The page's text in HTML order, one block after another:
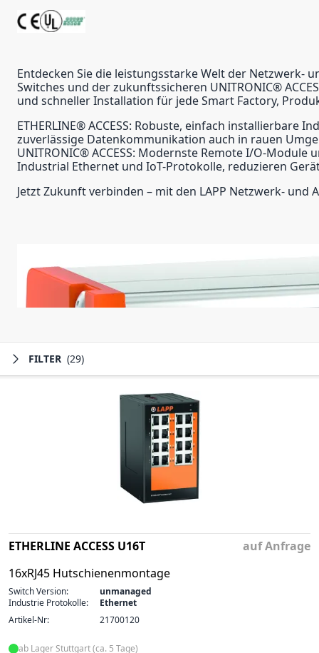
Entdecken Sie die leistungsstarke Welt der Netzwerk-
Switches und der zukunftssicheren UNITRONIC®
und schneller Installation für jede Smart Factory,
ETHERLINE® ACCESS: Robuste, einfach
zuverlässige Datenkommunikation auch in rauen
UNITRONIC® ACCESS: Modernste Remote I/O-
Industrial Ethernet und IoT-Protokolle, reduzieren
Jetzt Zukunft verbinden – mit den LAPP Netzwerk-
FILTER (29)
ETHERLINE ACCESS U16T
16xRJ45 Hutschienenmontage
auf Anfrage
Switch Version:
unmanaged
Industrie Protokolle:
Ethernet
Artikel-Nr:
21700120
ab Lager Stuttgart (ca. 5 Tage)